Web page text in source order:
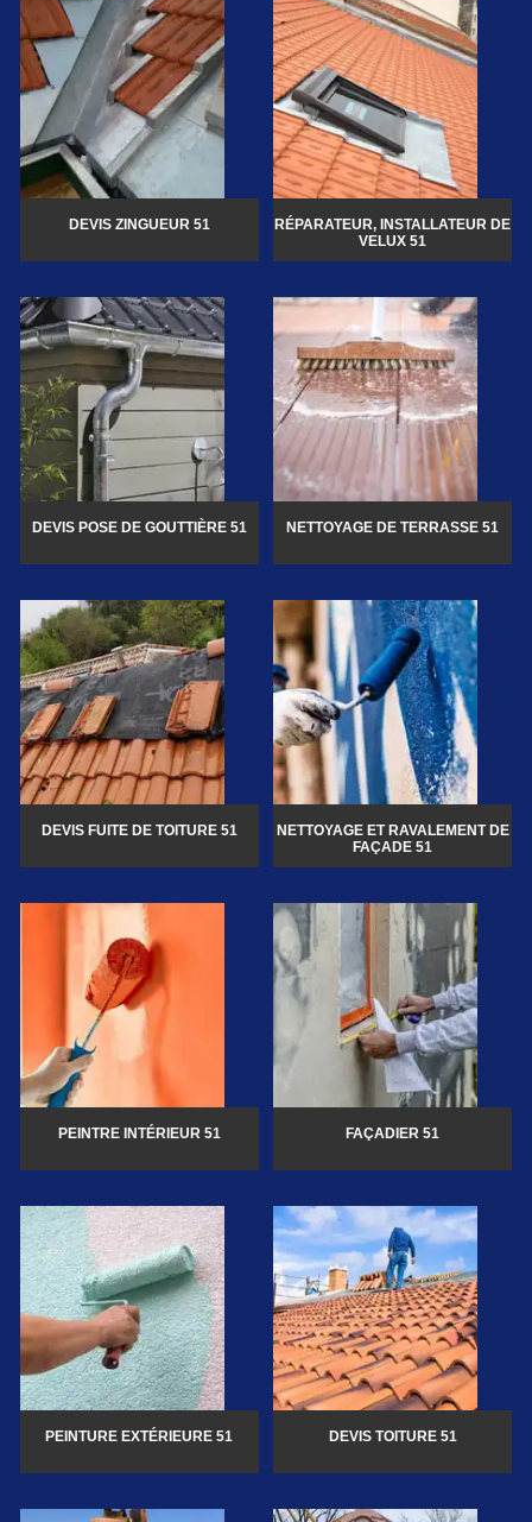
DEVIS ZINGUEUR 51
RÉPARATEUR, INSTALLATEUR DE
VELUX 51
DEVIS POSE DE GOUTTIÈRE 51 NETTOYAGE DE TERRASSE 51
DEVIS FUITE DE TOITURE 51
NETTOYAGE ET RAVALEMENT DE
FAÇADE 51
PEINTRE INTÉRIEUR 51 FAÇADIER 51
PEINTURE EXTÉRIEURE 51 DEVIS TOITURE 51